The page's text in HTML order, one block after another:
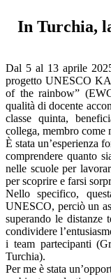
In Turchia,
Dal 5 al 13 aprile
progetto UNESCO
of the rainbow”
qualità di docente
classe quinta,
collega, membro come
È stata un’esperienza
comprendere quanto
nelle scuole per
per scoprire e farsi
Nello specifico,
UNESCO, perciò un
superando le distanze
condividere
i team partecipanti
Turchia).
Per me è stata